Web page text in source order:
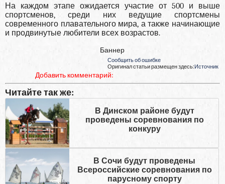
На каждом этапе ожидается участие от 500 и выше
спортсменов, среди них ведущие спортсмены
современного плавательного мира, а также начинающие
и продвинутые любители всех возрастов.
Баннер
Сообщить об ошибке
Оригинал статьи размещен здесь:Источник
Добавить комментарий:
Читайте так же:
В Динском районе будут
проведены соревнования по
конкуру
В Сочи будут проведены
Всероссийские соревнования по
парусному спорту